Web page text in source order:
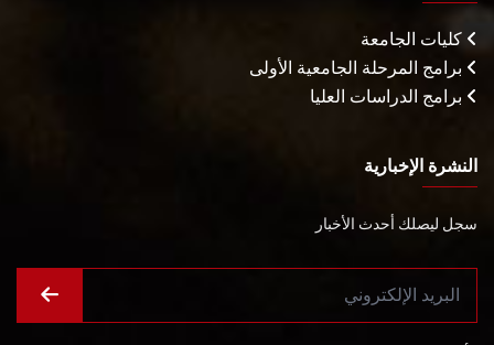
كليات الجامعة
برامج المرحلة الجامعية الأولى
برامج الدراسات العليا
النشرة الإخبارية
سجل ليصلك أحدث الأخبار